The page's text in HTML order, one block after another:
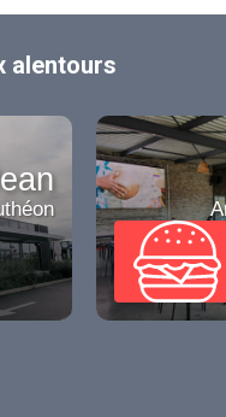
alentours